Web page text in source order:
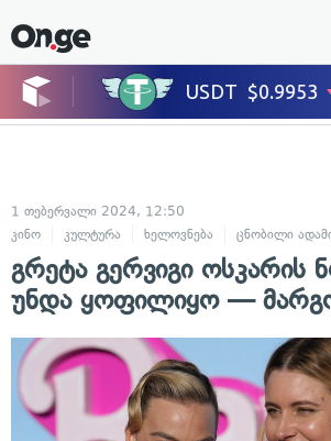
1 თებერვალი 2024, 12:50
კინო
კულტურა ხელოვნება ცნობილი
გრეტა გერვიგი ოსკარის
უნდა ყოფილიყო —